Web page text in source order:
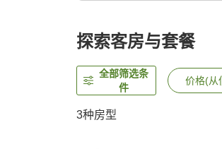
探索客房与套餐
全部筛选条
件
价格(从
3种房型